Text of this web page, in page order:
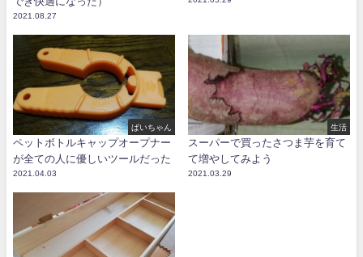
2021.08.27
ぱいちゃん
ペットボトルキャップオープナー
が全ての人に優しいツールだった
2021.04.03
生活
スーパーで買ったさつま芋を育て
て増やしてみよう
2021.03.29